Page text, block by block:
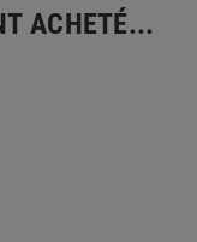
ACHETÉ...